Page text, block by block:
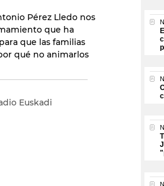
Pérez Lledo nos
que ha
que las familias
qué no animarlos
Euskadi